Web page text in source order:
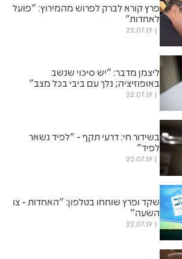
פרץ קורא לברק לפרוש מהמירוץ: "פועל
לאחדות"
22.07.19
ליצמן מדבר: "יש סיכוי שנשב
באופוזיציה; נלך עם ביבי בכל מצב"
22.07.19
בשידור חי: דרעי תקף - "לפיד נשאר
לפיד"
22.07.19
שקד ופרץ שוחחו בטלפון: "האחדות - צו
השעה"
22.07.19